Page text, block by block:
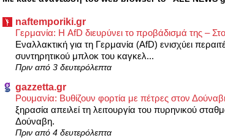
naftemporiki.gr
Γερμανία: Η AfD διευρύνει το προβάδισμά της –
Εναλλακτική για τη Γερμανία (AfD) ενισχύει
συντηρητικού μπλοκ του καγκελ...
Πριν από 3 δευτερόλεπτα
gazzetta.gr
Ρουμανία: Βυθίζουν φορτία με πέτρες στον
ξηρασία απειλεί τη λειτουργία του πυρηνικού
Δούναβη.
Πριν από 4 δευτερόλεπτα